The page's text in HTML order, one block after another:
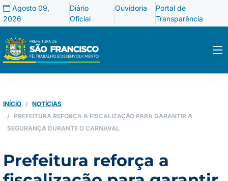
Agosto 09,
2026
Diário
Oficial
Ouvidoria
Portal de
Transparência
INÍCIO
NOTÍCIAS
PREFEITURA REFORÇA A FISCALIZAÇÃO PARA GARANTIR A
SEGURANÇA DURANTE O CARNAVAL
Prefeitura reforça a